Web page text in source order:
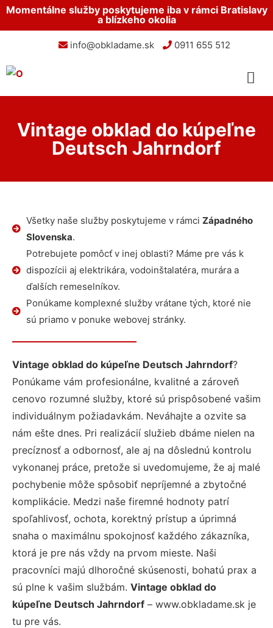
Momentálne služby poskytujeme iba v rámci Bratislavy
a blízkeho okolia
info@obkladame.sk 0911 655 512
Vintage obklad do kúpeľne
Deutsch Jahrndorf
Všetky naše služby poskytujeme v rámci Západného
Slovenska.
Potrebujete pomôcť v inej oblasti? Máme pre vás k
dispozícii aj elektrikára, vodoinštalatéra, murára a
ďalších remeselníkov.
Ponúkame komplexné služby vrátane tých, ktoré nie
sú priamo v ponuke webovej stránky.
Vintage obklad do kúpeľne Deutsch Jahrndorf?
Ponúkame vám profesionálne, kvalitné a zároveň
cenovo rozumné služby, ktoré sú prispôsobené vašim
individuálnym požiadavkám. Neváhajte a ozvite sa
nám ešte dnes. Pri realizácií služieb dbáme nielen na
precíznosť a odbornosť, ale aj na dôslednú kontrolu
vykonanej práce, pretože si uvedomujeme, že aj malé
pochybenie môže spôsobiť nepríjemné a zbytočné
komplikácie. Medzi naše firemné hodnoty patrí
spoľahlivosť, ochota, korektný prístup a úprimná
snaha o maximálnu spokojnosť každého zákazníka,
ktorá je pre nás vždy na prvom mieste. Naši
pracovníci majú dlhoročné skúsenosti, bohatú prax a
sú plne k vašim službám. Vintage obklad do
kúpeľne Deutsch Jahrndorf – www.obkladame.sk je
tu pre vás.